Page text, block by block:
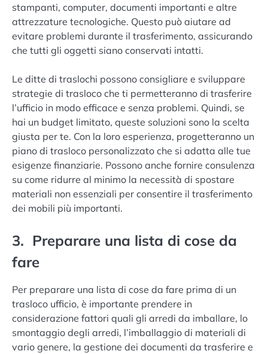
stampanti, computer, documenti importanti e altre
attrezzature tecnologiche. Questo può aiutare ad
evitare problemi durante il trasferimento, assicurando
che tutti gli oggetti siano conservati intatti.
Le ditte di traslochi possono consigliare e sviluppare
strategie di trasloco che ti permetteranno di trasferire
l’ufficio in modo efficace e senza problemi. Quindi, se
hai un budget limitato, queste soluzioni sono la scelta
giusta per te. Con la loro esperienza, progetteranno un
piano di trasloco personalizzato che si adatta alle tue
esigenze finanziarie. Possono anche fornire consulenza
su come ridurre al minimo la necessità di spostare
materiali non essenziali per consentire il trasferimento
dei mobili più importanti.
3. Preparare una lista di cose da
fare
Per preparare una lista di cose da fare prima di un
trasloco ufficio, è importante prendere in
considerazione fattori quali gli arredi da imballare, lo
smontaggio degli arredi, l’imballaggio di materiali di
vario genere, la gestione dei documenti da trasferire e